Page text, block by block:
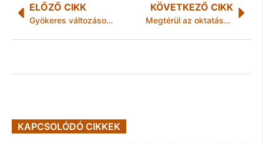
ELŐZŐ CIKK
Gyökeres változások éve jön az informatikában
KÖVETKEZŐ CIKK
Megtérül az oktatásba fektetett pénz
KAPCSOLÓDÓ CIKKEK